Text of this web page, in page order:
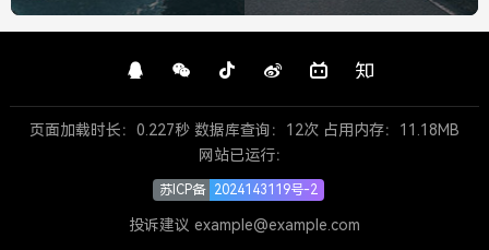
页面加载时长：0.227秒 数据库查询：12次 占用内存：11.18MB
网站已运行：
苏ICP备 2024143119号-2
投诉建议 example@example.com